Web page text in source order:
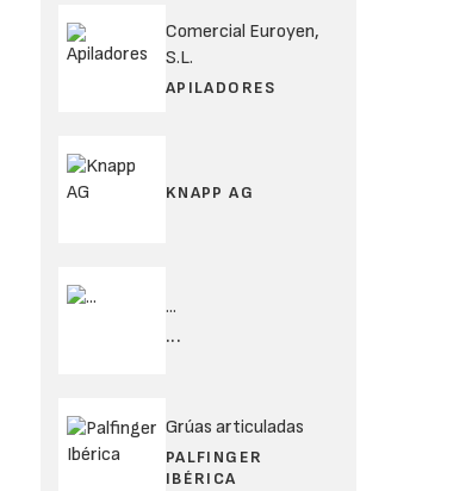
Comercial Euroyen,
S.L.
APILADORES
KNAPP AG
...
...
Grúas articuladas
PALFINGER
IBÉRICA